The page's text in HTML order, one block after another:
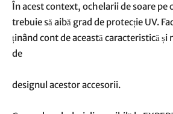
În acest context, ochelarii de soare pe
trebuie să aibă grad de protecție UV.
ținând cont de această caracteristică
de
designul acestor accesorii.